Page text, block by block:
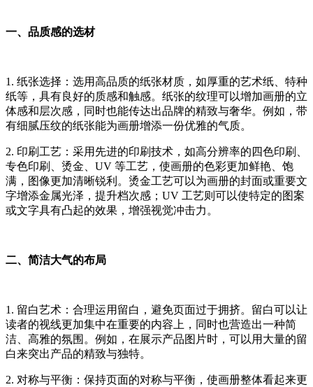
一、品质感的选材
1. 纸张选择：选用高品质的纸张材质，如厚重的艺术纸、特种
纸等，具有良好的质感和触感。纸张的纹理可以增加画册的立
体感和层次感，同时也能传达出品牌的精致与奢华。例如，带
有细腻压纹的纸张能为画册增添一份优雅的气质。
2. 印刷工艺：采用先进的印刷技术，如高分辨率的四色印刷、
专色印刷、烫金、UV 等工艺，使画册的色彩更加鲜艳、饱
满，图像更加清晰锐利。烫金工艺可以为画册的封面或重要文
字增添金属光泽，提升档次感；UV 工艺则可以使特定的图案
或文字具有凸起的效果，增强视觉冲击力。
二、简洁大气的布局
1. 留白艺术：合理运用留白，避免页面过于拥挤。留白可以让
读者的视线更加集中在重要的内容上，同时也营造出一种简
洁、高雅的氛围。例如，在展示产品图片时，可以用大量的留
白来突出产品的精致与独特。
2. 对称与平衡：保持页面的对称与平衡，使画册整体看起来更